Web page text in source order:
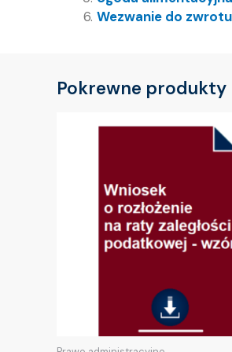
Wezwanie do
Pokrewne produkty